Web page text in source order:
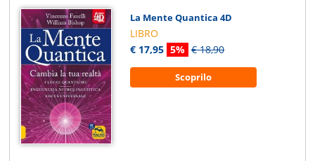
La Mente Quantica 4D
LIBRO
€ 17,95 5% € 18,90
Scoprilo